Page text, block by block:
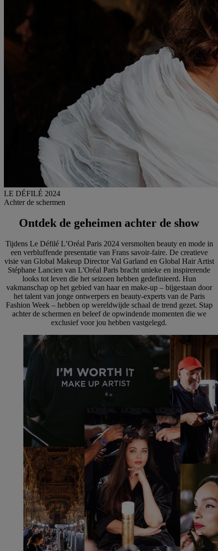
LE DÉFILÉ 2024
Achter de schermen
Ontdek de geheimen achter de show
Tijdens Le Défilé L’Oréal Paris 2024 versmolten beauty en mode in
een verbluffende presentatie van Frans savoir-faire. De creatieve
visie van Global Makeup Director Val Garland en Global Hair Artist
Stéphane Lancien van L'Oréal Paris bracht unieke en inspirerende
looks tot leven die het seizoen hebben gedefinieerd. Hun
vakmanschap op het gebied van haar en make-up – bijgestaan door
het talent van jonge ontwerpers en beauty-experts van de Paris
Fashion Week – hebben op wereldwijde schaal de trend gezet. Stap
achter de schermen en beleef de opwindende momenten die we
exclusief voor jou hebben vastgelegd.